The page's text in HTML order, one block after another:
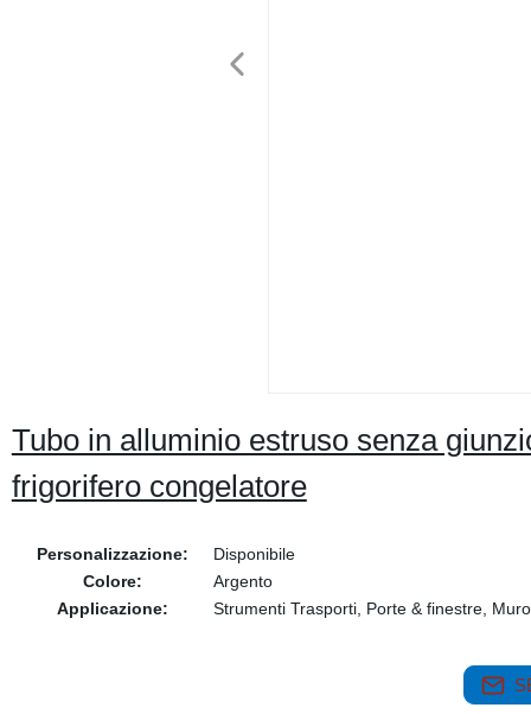
Tubo in alluminio estruso senza
frigorifero congelatore
Personalizzazione:
Disponibile
Colore:
Argento
Applicazione:
Strumenti Trasporti, Porte & finestre,